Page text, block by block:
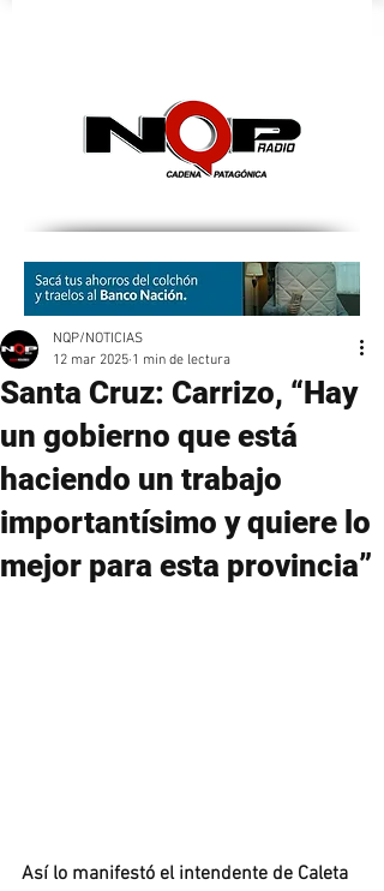
Santa Cruz: Carrizo, “Hay
un gobierno que está
haciendo un trabajo
importantísimo y quiere lo
mejor para esta provincia”
NQP/NOTICIAS
12 mar 2025 1 min de lectura
Así lo manifestó el intendente de Caleta